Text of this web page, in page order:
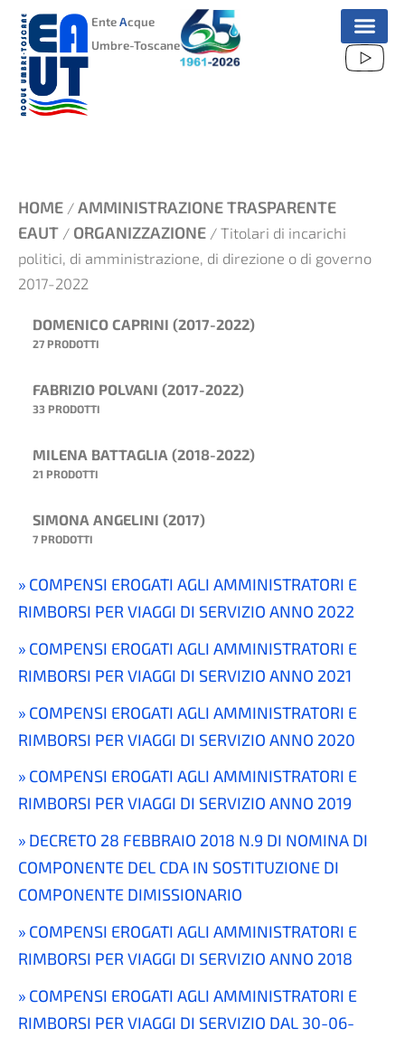
VAI
CONTENUTO
EnteAcque
Umbre-Toscane
HOME / AMMINISTRAZIONE TRASPARENTE
EAUT / ORGANIZZAZIONE / Titolari di incarichi
politici, di amministrazione, di direzione o di governo
2017-2022
DOMENICO CAPRINI (2017-2022)
27 PRODOTTI
FABRIZIO POLVANI (2017-2022)
33 PRODOTTI
MILENA BATTAGLIA (2018-2022)
21 PRODOTTI
SIMONA ANGELINI (2017)
7 PRODOTTI
COMPENSI EROGATI AGLI AMMINISTRATORI E
RIMBORSI PER VIAGGI DI SERVIZIO ANNO 2022
COMPENSI EROGATI AGLI AMMINISTRATORI E
RIMBORSI PER VIAGGI DI SERVIZIO ANNO 2021
COMPENSI EROGATI AGLI AMMINISTRATORI E
RIMBORSI PER VIAGGI DI SERVIZIO ANNO 2020
COMPENSI EROGATI AGLI AMMINISTRATORI E
RIMBORSI PER VIAGGI DI SERVIZIO ANNO 2019
DECRETO 28 FEBBRAIO 2018 N.9 DI NOMINA DI
COMPONENTE DEL CDA IN SOSTITUZIONE DI
COMPONENTE DIMISSIONARIO
COMPENSI EROGATI AGLI AMMINISTRATORI E
RIMBORSI PER VIAGGI DI SERVIZIO ANNO 2018
COMPENSI EROGATI AGLI AMMINISTRATORI E
RIMBORSI PER VIAGGI DI SERVIZIO DAL 30-06-